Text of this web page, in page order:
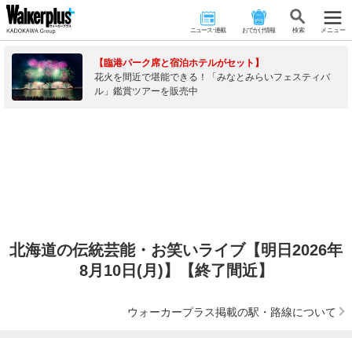
ニュース･連載 おでかけ情報 検 索 メニュー
【臨港パーク席と宿泊ホテルがセット】
花火を間近で堪能できる！「みなとみらいフェスティバ
ル」鑑賞ツアーを販売中
北海道の伝統芸能・お笑いライブ【明日2026年
8月10日(月)】【終了間近】
ウォーカープラス掲載の駅・路線について